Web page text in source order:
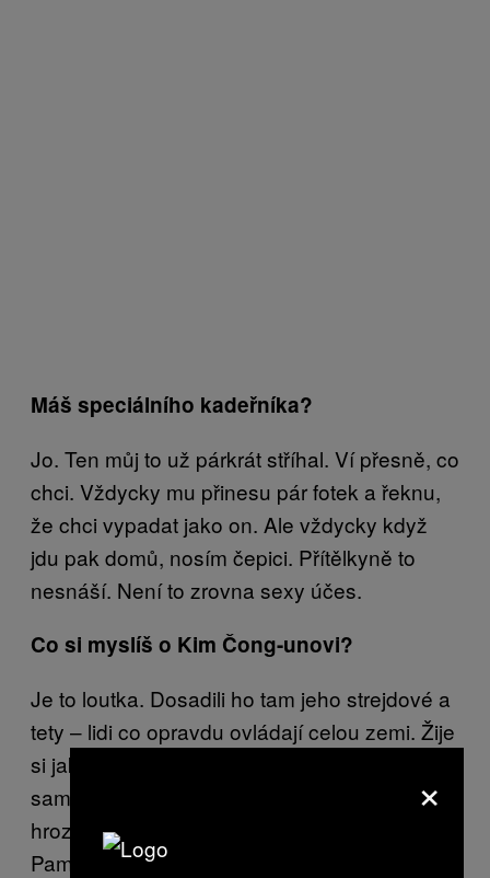
Máš speciálního kadeřníka?
Jo. Ten můj to už párkrát stříhal. Ví přesně, co
chci. Vždycky mu přinesu pár fotek a řeknu,
že chci vypadat jako on. Ale vždycky když
jdu pak domů, nosím čepici. Přítělkyně to
nesnáší. Není to zrovna sexy účes.
Co si myslíš o Kim Čong-unovi?
Je to loutka. Dosadili ho tam jeho strejdové a
tety – lidi co opravdu ovládají celou zemi. Žije
si jako císař. A proč ne? Ale jinak
samozřejmě celý režim, který reprezentuje je
hrozný, o tom žádná. A jejich propaganda…
Pamatuju si, když jsem šel na šanghajské
×